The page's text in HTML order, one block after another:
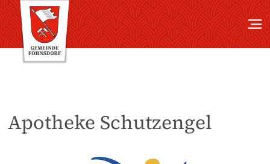
Apotheke Schutzengel